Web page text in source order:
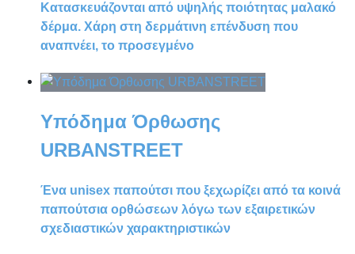
Κατασκευάζονται από υψηλής ποιότητας μαλακό
δέρμα. Χάρη στη δερμάτινη επένδυση που
αναπνέει, το προσεγμένο
Υπόδημα Όρθωσης
URBANSTREET
Ένα unisex παπούτσι που ξεχωρίζει από τα κοινά
παπούτσια ορθώσεων λόγω των εξαιρετικών
σχεδιαστικών χαρακτηριστικών